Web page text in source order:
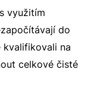
využitím
do
na
celkové čisté